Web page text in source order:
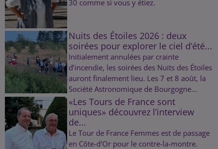
30 comme si vous y étiez.
Nuits des Étoiles 2026 : deux
soirées pour explorer le ciel d’été...
Initialement annulées par crainte
d’incendie, les soirées des Nuits des Étoiles
auront finalement lieu. Les 7 et 8 août, la
Société Astronomique de Bourgogne...
«Les Tours de France sont
uniques» découvrez l’interview
de...
Le Tour de France Femmes est de passage
en Côte-d'Or pour le contre-la-montre.